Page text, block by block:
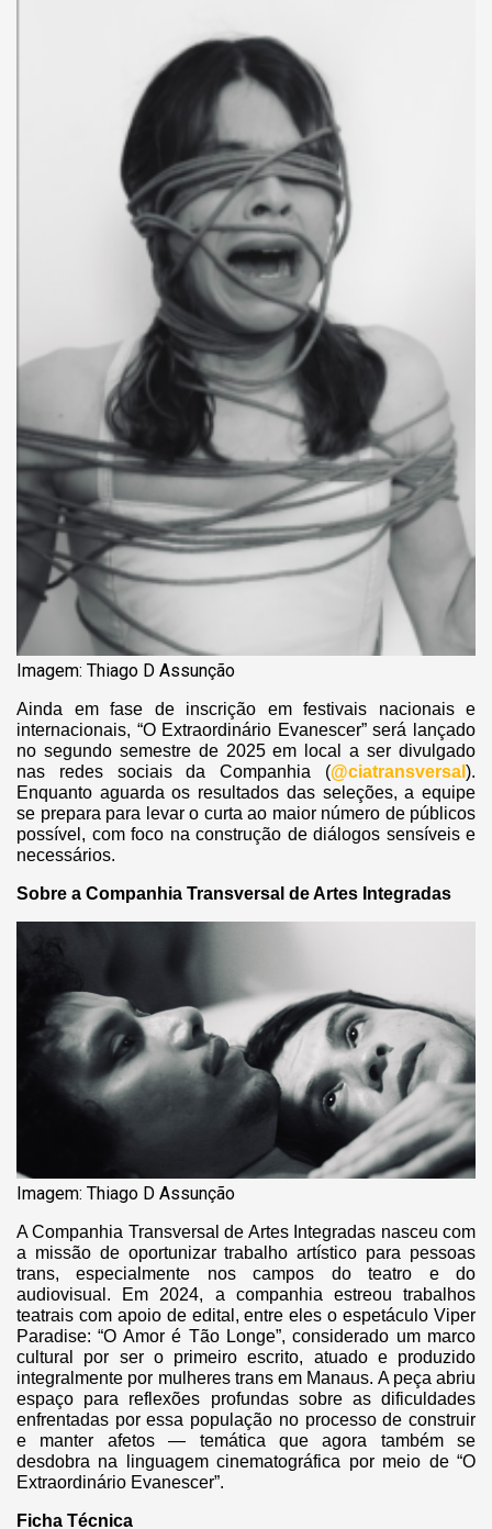
Imagem: Thiago D Assunção
Ainda em fase de inscrição em festivais nacionais e
internacionais, “O Extraordinário Evanescer” será lançado
no segundo semestre de 2025 em local a ser divulgado
nas redes sociais da Companhia (@ciatransversal ).
Enquanto aguarda os resultados das seleções, a equipe
se prepara para levar o curta ao maior número de públicos
possível, com foco na construção de diálogos sensíveis e
necessários.
Sobre a Companhia Transversal de Artes Integradas
Imagem: Thiago D Assunção
A Companhia Transversal de Artes Integradas nasceu com
a missão de oportunizar trabalho artístico para pessoas
trans, especialmente nos campos do teatro e do
audiovisual. Em 2024, a companhia estreou trabalhos
teatrais com apoio de edital, entre eles o espetáculo Viper
Paradise: “O Amor é Tão Longe”, considerado um marco
cultural por ser o primeiro escrito, atuado e produzido
integralmente por mulheres trans em Manaus. A peça abriu
espaço para reflexões profundas sobre as dificuldades
enfrentadas por essa população no processo de construir
e manter afetos — temática que agora também se
desdobra na linguagem cinematográfica por meio de “O
Extraordinário Evanescer”.
Ficha Técnica